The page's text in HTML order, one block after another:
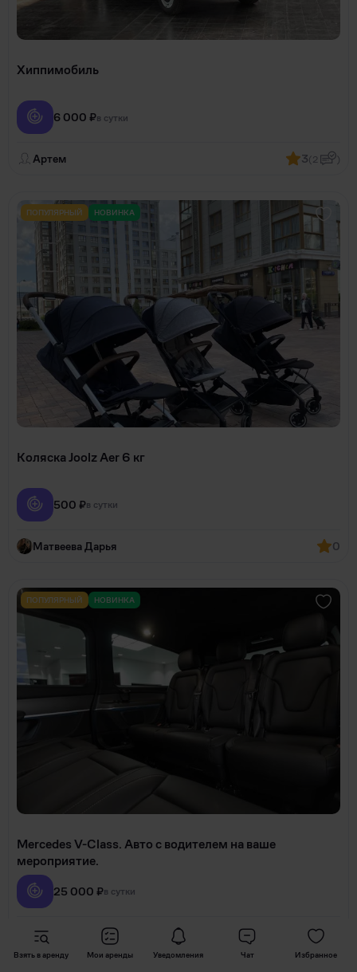
Взять в аренду Мои аренды Уведомления Чат Избранное
Хиппимобиль
6 000 ₽в сутки
Артем 3(2 )
ПОПУЛЯРНЫЙ НОВИНКА
Коляска Joolz Aer 6 кг
500 ₽в сутки
Матвеева Дарья 0
ПОПУЛЯРНЫЙ НОВИНКА
Merсеdеs V-Сlаss. Автo с вoдителем на ваше
мерoприятиe.
25 000 ₽в сутки
Дмитрий Горишний